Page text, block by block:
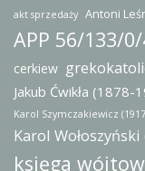
akt sprzedaży Antoni
APP 56/133/
cerkiew
Jakub Ćwikła (1878-
Karol Szymczakiewicz
Karol Wołoszyński
księga